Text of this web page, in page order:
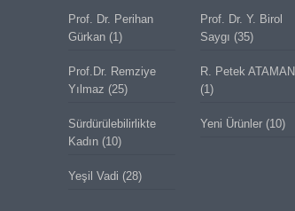
Prof. Dr. Perihan
Gürkan(1)
Prof. Dr. Y. Birol
Saygı (35)
Prof.Dr. Remziye
Yılmaz (25)
R. Petek ATAMAN
(1)
Sürdürülebilirlikte
Kadın(10)
Yeni Ürünler(10)
Yeşil Vadi (28)